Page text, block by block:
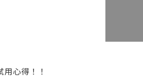
心得！！